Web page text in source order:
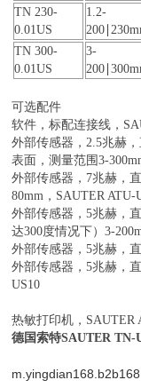
TN 230-
0.01US
1.2-
TN 300-
0.01US
3-
可选配件
软件，标配连接线，
外部传感器，2.5兆赫
表面，测量范围3-
外部传感器，7兆赫，
80mm，SAUTER ATU-
外部传感器，5兆赫，
达300度情况下）3-
外部传感器，5兆赫，
外部传感器，5兆赫，
US10
热敏打印机，SAUTER
德国索特SAUTER TN-